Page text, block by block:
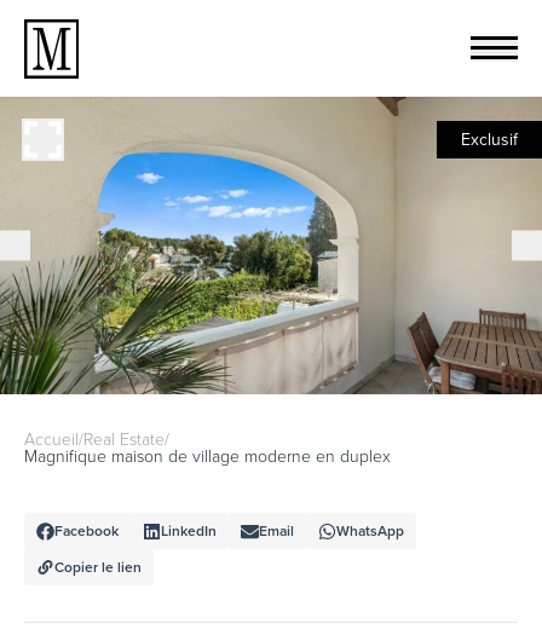
Exclusif
Accueil/Real Estate/
Magnifique maison de village moderne en duplex
Facebook LinkedIn Email
WhatsApp
Copier le lien